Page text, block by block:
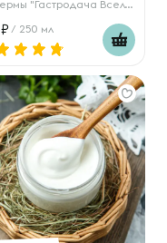
"Гастродача Вселуг"
/ 250 мл